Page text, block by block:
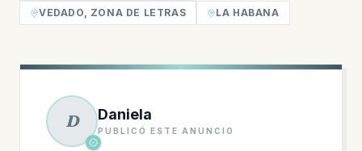
VEDADO, ZONA DE LETRAS
LA HABANA
D Daniela
PUBLICÓ ESTE ANUNCIO